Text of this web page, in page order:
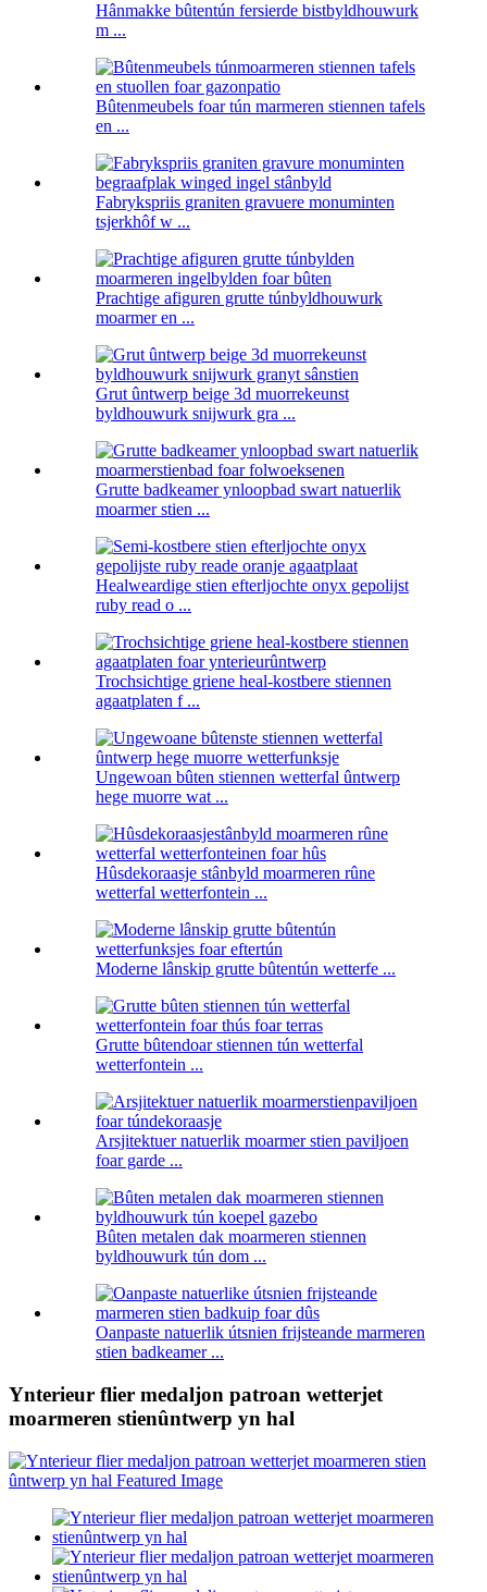
Hânmakke bûtentún fersierde bistbyldhouwurk
m ...
Bûtenmeubels foar tún marmeren stiennen tafels
en ...
Fabrykspriis graniten gravuere monuminten
tsjerkhôf w ...
Prachtige afiguren grutte túnbyldhouwurk
moarmer en ...
Grut ûntwerp beige 3d muorrekeunst
byldhouwurk snijwurk gra ...
Grutte badkeamer ynloopbad swart natuerlik
moarmer stien ...
Healweardige stien efterljochte onyx gepolijst
ruby ​​read o ...
Trochsichtige griene heal-kostbere stiennen
agaatplaten f ...
Ungewoan bûten stiennen wetterfal ûntwerp
hege muorre wat ...
Hûsdekoraasje stânbyld moarmeren rûne
wetterfal wetterfontein ...
Moderne lânskip grutte bûtentún wetterfe ...
Grutte bûtendoar stiennen tún wetterfal
wetterfontein ...
Arsjitektuer natuerlik moarmer stien paviljoen
foar garde ...
Bûten metalen dak moarmeren stiennen
byldhouwurk tún dom ...
Oanpaste natuerlik útsnien frijsteande marmeren
stien badkeamer ...
Ynterieur flier medaljon patroan wetterjet
moarmeren stienûntwerp yn hal